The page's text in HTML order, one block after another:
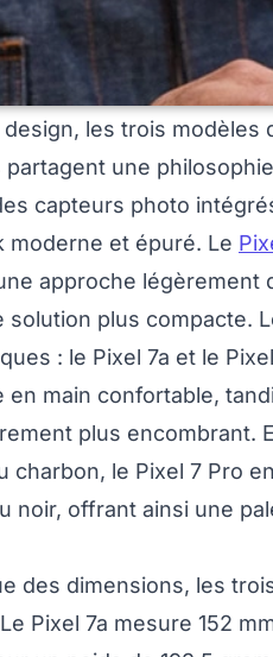
les trois
partagent une
capteurs photo
moderne et épuré. Le
approche
solution plus compacte.
: le Pixel 7a et le
en main confortable,
plus encombrant.
charbon, le Pixel 7 Pro
noir, offrant ainsi une
des dimensions, les
Pixel 7a mesure 152